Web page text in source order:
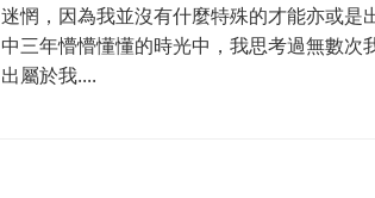
迷惘，因為我並沒有什麼特殊的才能亦或是
中三年懵懵懂懂的時光中，我思考過無數次
出屬於我....